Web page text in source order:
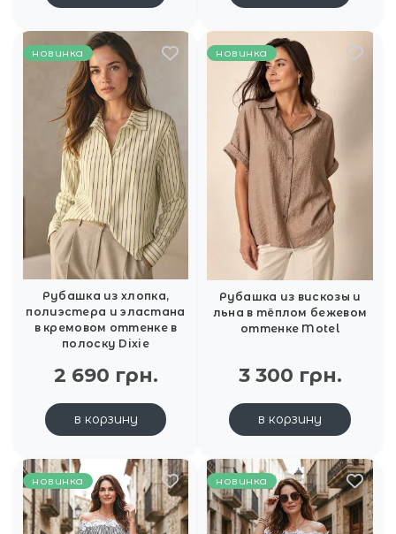
новинка
Рубашка из хлопка,
полиэстера и эластана
в кремовом оттенке в
полоску Dixie
2 690 грн.
в корзину
новинка
Рубашка из вискозы и
льна в тёплом бежевом
оттенке Motel
3 300 грн.
в корзину
новинка новинка